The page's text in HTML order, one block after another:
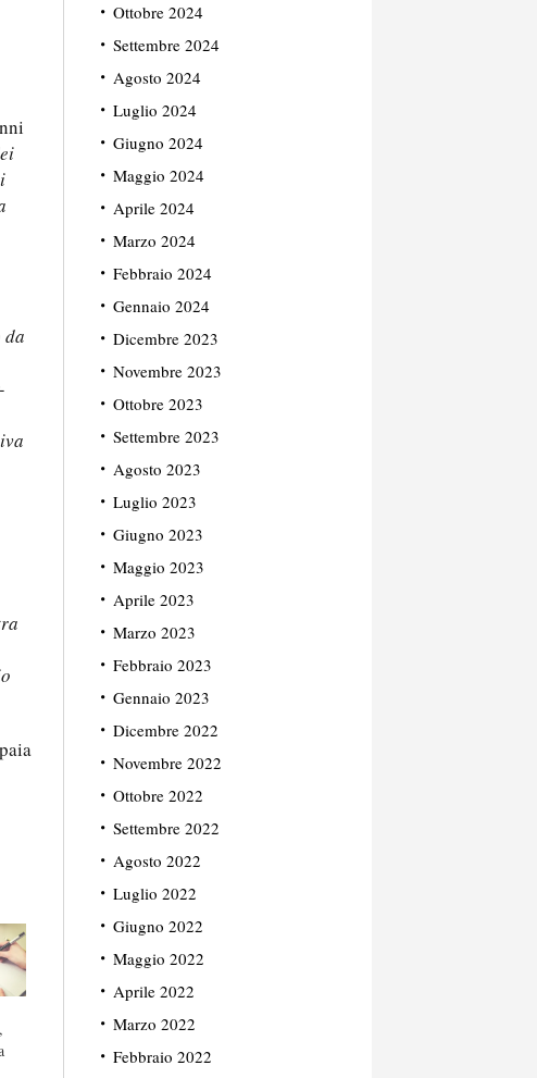
Ottobre 2024
Settembre 2024
Agosto 2024
Luglio 2024
Giugno 2024
Maggio 2024
Aprile 2024
Marzo 2024
Febbraio 2024
Gennaio 2024
Dicembre 2023
Novembre 2023
Ottobre 2023
Settembre 2023
Agosto 2023
Luglio 2023
Giugno 2023
Maggio 2023
Aprile 2023
Marzo 2023
Febbraio 2023
Gennaio 2023
Dicembre 2022
Novembre 2022
Ottobre 2022
Settembre 2022
Agosto 2022
Luglio 2022
Giugno 2022
Maggio 2022
Aprile 2022
Marzo 2022
Febbraio 2022